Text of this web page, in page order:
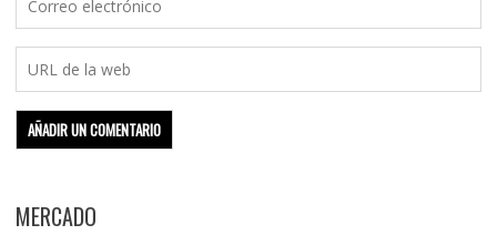
MERCADO